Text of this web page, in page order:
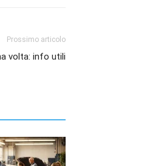
Prossimo articolo
volta: info utili